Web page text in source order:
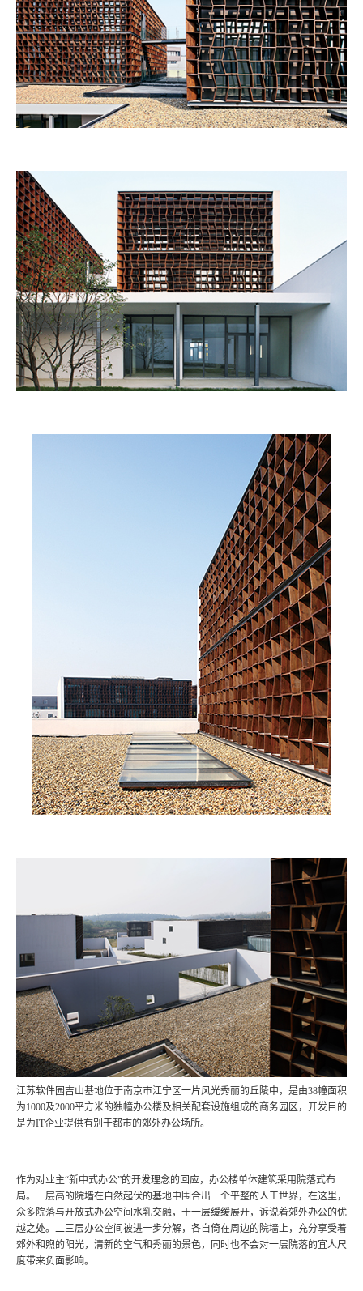
江苏软件园吉山基地位于南京市江宁区一片风光秀丽的丘陵中，是由38幢面积
为1000及2000平方米的独幢办公楼及相关配套设施组成的商务园区，开发目的
是为IT企业提供有别于都市的郊外办公场所。
作为对业主“新中式办公”的开发理念的回应，办公楼单体建筑采用院落式布
局。一层高的院墙在自然起伏的基地中围合出一个平整的人工世界，在这里，
众多院落与开放式办公空间水乳交融，于一层缓缓展开，诉说着郊外办公的优
越之处。二三层办公空间被进一步分解，各自倚在周边的院墙上，充分享受着
郊外和煦的阳光，清新的空气和秀丽的景色，同时也不会对一层院落的宜人尺
度带来负面影响。